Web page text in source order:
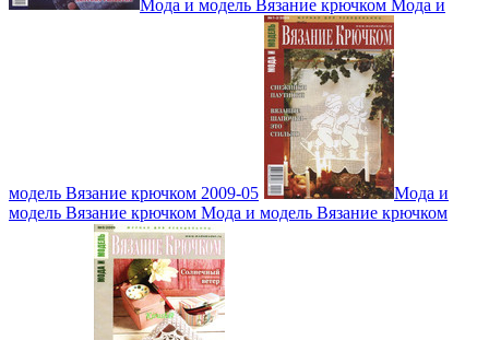
Мода и модель Вязание крючком Мода и
модель Вязание крючком 2009-05
Мода и
модель Вязание крючком Мода и модель Вязание крючком